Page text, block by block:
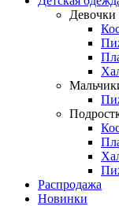
Девочки
Распродажа
Новинки